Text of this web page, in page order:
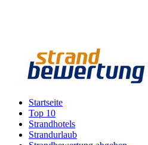
Startseite
Top 10
Strandhotels
Strandurlaub